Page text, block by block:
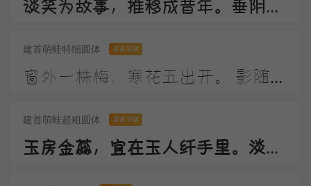
建首萌蛙特细圆体 零售字体
窗外一株梅，寒花五出开。 影随朝日远，香逐便风来。 泣对铜钩障，愁看玉镜台。 行人断消息，春恨几裴回。
建首萌蛙超粗圆体 零售字体
玉房金蕊，宜在玉人纤手里。淡月朦胧，更有微微弄袖风。温香熟美，醉慢云鬟垂两耳。多谢春工，不是花红是玉红。